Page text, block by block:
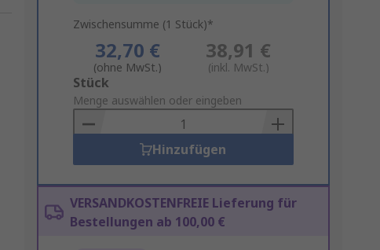
Zwischensumme (1 Stück)*
32,70 €
(ohne MwSt.)
38,91 €
(inkl. MwSt.)
Add
to
Basket
Stück
Menge auswählen oder eingeben
Hinzufügen
VERSANDKOSTENFREIE Lieferung für
Bestellungen ab 100,00 €